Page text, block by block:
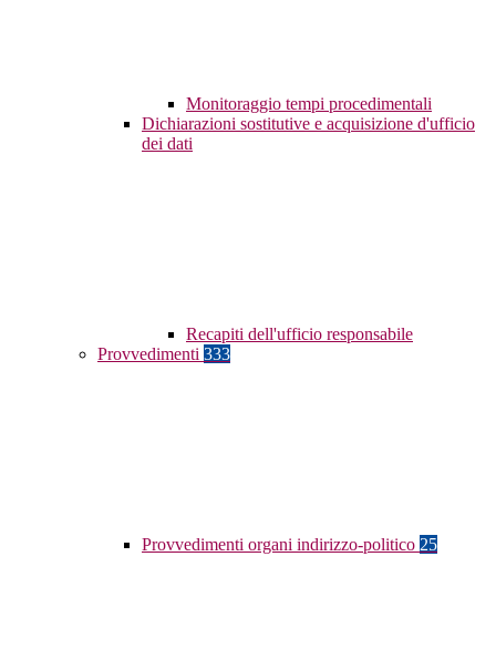
Monitoraggio tempi procedimentali
Dichiarazioni sostitutive e acquisizione d'ufficio
dei dati
Recapiti dell'ufficio responsabile
Provvedimenti 333
Provvedimenti organi indirizzo-politico 25